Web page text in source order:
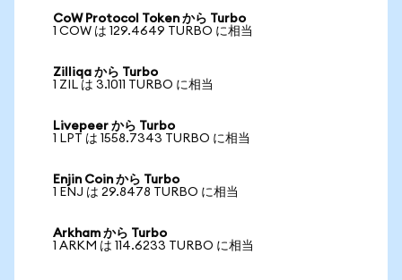
CoW Protocol Token から Turbo
1 COW は 129.4649 TURBO に相当
Zilliqa から Turbo
1 ZIL は 3.1011 TURBO に相当
Livepeer から Turbo
1 LPT は 1558.7343 TURBO に相当
Enjin Coin から Turbo
1 ENJ は 29.8478 TURBO に相当
Arkham から Turbo
1 ARKM は 114.6233 TURBO に相当